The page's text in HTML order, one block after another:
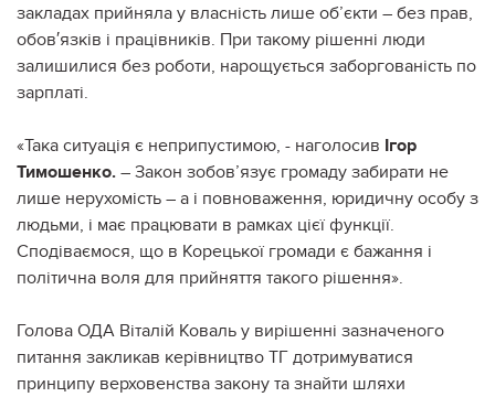
закладах прийняла у власність лише об’єкти – без прав,
обов′язків і працівників. При такому рішенні люди
залишилися без роботи, нарощується заборгованість по
зарплаті.
«Така ситуація є неприпустимою, - наголосив Ігор
Тимошенко. – Закон зобов’язує громаду забирати не
лише нерухомість – а і повноваження, юридичну особу з
людьми, і має працювати в рамках цієї функції.
Сподіваємося, що в Корецької громади є бажання і
політична воля для прийняття такого рішення».
Голова ОДА Віталій Коваль у вирішенні зазначеного
питання закликав керівництво ТГ дотримуватися
принципу верховенства закону та знайти шляхи